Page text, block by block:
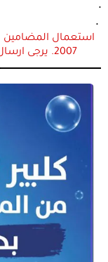
.
.
2007. يرجى ارسال ملاحظات لـ akkanet.net@gmail.com